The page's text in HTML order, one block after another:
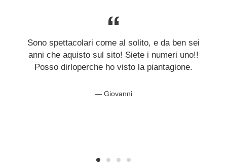
Sono spettacolari come al solito, e da ben sei
anni che aquisto sul sito! Siete i numeri uno!!
Posso dirloperche ho visto la piantagione.
Giovanni